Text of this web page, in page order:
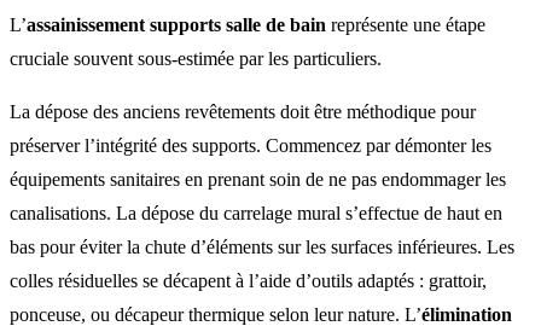
L’assainissement supports salle de bain représente une étape
cruciale souvent sous-estimée par les particuliers.
La dépose des anciens revêtements doit être méthodique pour
préserver l’intégrité des supports. Commencez par démonter les
équipements sanitaires en prenant soin de ne pas endommager les
canalisations. La dépose du carrelage mural s’effectue de haut en
bas pour éviter la chute d’éléments sur les surfaces inférieures. Les
colles résiduelles se décapent à l’aide d’outils adaptés : grattoir,
ponceuse, ou décapeur thermique selon leur nature. L’élimination